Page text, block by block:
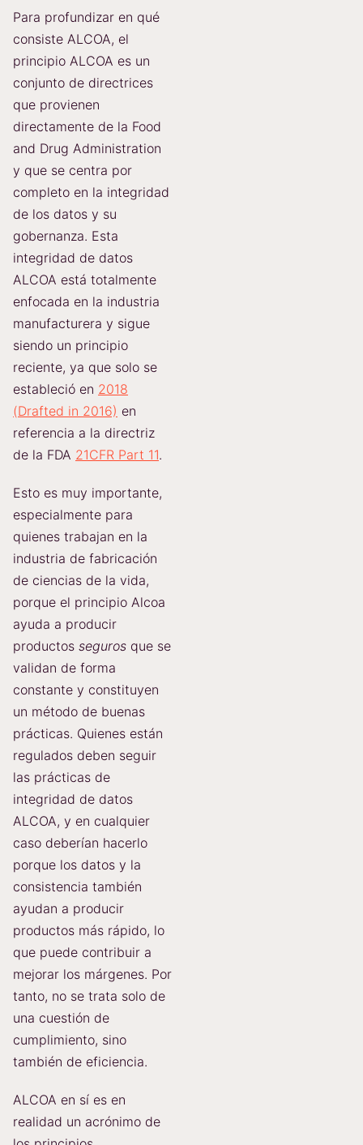
Para profundizar en qué
consiste ALCOA, el
principio ALCOA es un
conjunto de directrices
que provienen
directamente de la Food
and Drug Administration
y que se centra por
completo en la integridad
de los datos y su
gobernanza. Esta
integridad de datos
ALCOA está totalmente
enfocada en la industria
manufacturera y sigue
siendo un principio
reciente, ya que solo se
estableció en 2018
(Drafted in 2016) en
referencia a la directriz
de la FDA 21CFR Part 11.
Esto es muy importante,
especialmente para
quienes trabajan en la
industria de fabricación
de ciencias de la vida,
porque el principio Alcoa
ayuda a producir
productos seguros que se
validan de forma
constante y constituyen
un método de buenas
prácticas. Quienes están
regulados deben seguir
las prácticas de
integridad de datos
ALCOA, y en cualquier
caso deberían hacerlo
porque los datos y la
consistencia también
ayudan a producir
productos más rápido, lo
que puede contribuir a
mejorar los márgenes. Por
tanto, no se trata solo de
una cuestión de
cumplimiento, sino
también de eficiencia.
ALCOA en sí es en
realidad un acrónimo de